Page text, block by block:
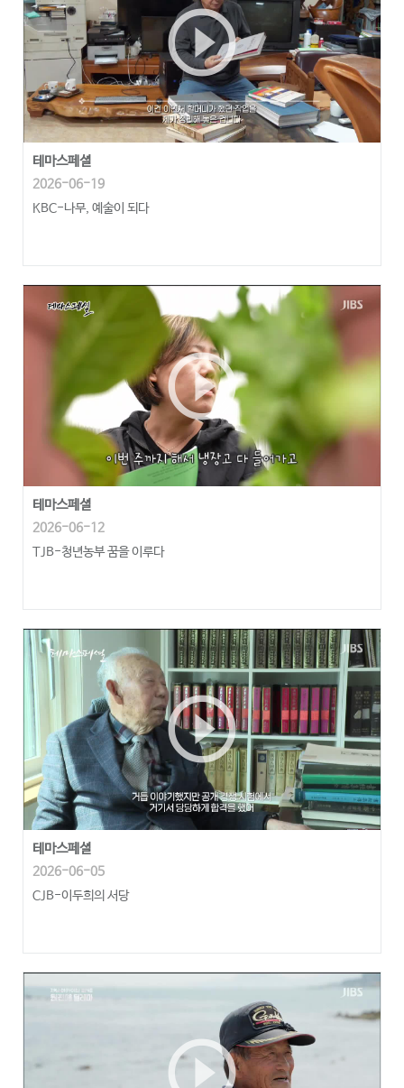
play_circle_outline
테마스페셜
2026-06-19
KBC-나무, 예술이 되다
play_circle_outline
테마스페셜
2026-06-12
TJB-청년농부 꿈을 이루다
play_circle_outline
테마스페셜
2026-06-05
CJB-이두희의 서당